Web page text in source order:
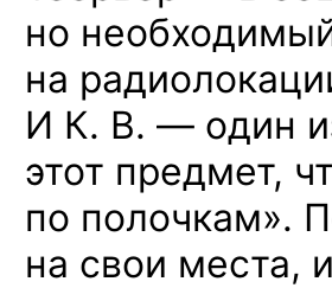
но
на
И К. В. — один
этот предмет,
по полочкам».
на свои места,